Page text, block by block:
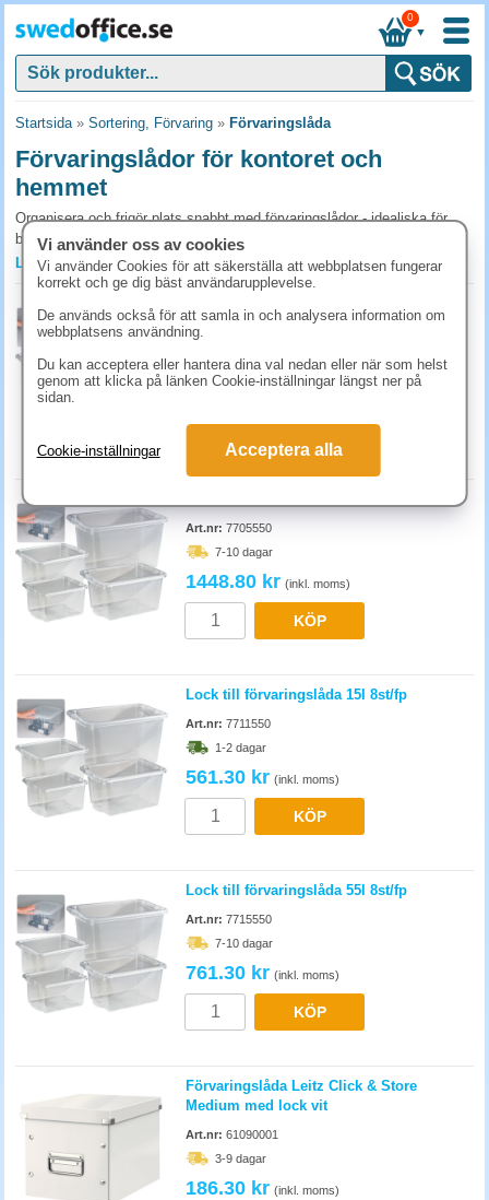
▼
0
Startsida» Sortering, Förvaring » Förvaringslåda
Förvaringslådor för kontoret och
hemmet
Organisera och frigör plats snabbt med förvaringslådor - idealiska för
både kontor och hem. Högkvalitativa, stapelbara lådor i olika storlekar
ger skydd och enkel åtkomst. Köp nu för att förbättra arbetsflödet, spara
tid och skapa långvarig ordning.
Vanliga frågor och svar om förvaringslådor
Vilken förvaringslåda passar för långtidsförvaring?
För material som ska bevaras länge välj stängda lådor med lock som
skyddar mot damm. Märk lådorna tydligt med etiketter, det sparar
mycket tid när du letar. Stapelbara modeller utnyttjar takhöjden i förrådet
bättre.
Plast- eller kartonglådor?
Plastlådor är vattenresistenta och håller längre, bra för källare, garage
och fuktiga utrymmen. Kartong är miljövänligare och billigare, passar i
torrt arkiv eller för material som ska kasseras inom några år.
Läs mer »
Art.nr:
3-9 dagar
1386.30 kr (inkl. moms)
KÖP
Art.nr: 7705550
7-10 dagar
1448.80 kr (inkl. moms)
KÖP
Lock till förvaringslåda 15l 8st/fp
Art.nr: 7711550
1-2 dagar
561.30 kr (inkl. moms)
KÖP
Lock till förvaringslåda 55l 8st/fp
Art.nr: 7715550
7-10 dagar
761.30 kr (inkl. moms)
KÖP
Förvaringslåda Leitz Click & Store
Medium med lock vit
Art.nr: 61090001
3-9 dagar
186.30 kr (inkl. moms)
Vi använder oss av cookies
Vi använder Cookies för att säkerställa att webbplatsen fungerar
korrekt och ge dig bäst användarupplevelse.
De används också för att samla in och analysera information om
webbplatsens användning.
Du kan acceptera eller hantera dina val nedan eller när som helst
genom att klicka på länken Cookie-inställningar längst ner på
sidan.
Cookie-inställningar Acceptera alla